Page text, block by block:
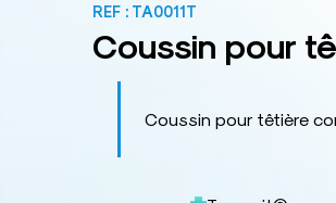
REF : TA0011T
Coussin pour
Coussin pour têtière